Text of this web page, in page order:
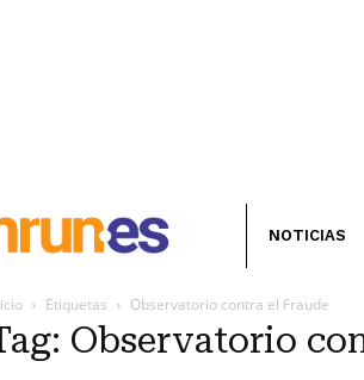
NOTICIAS
Etiquetas Observatorio contra el Fraude
Observatorio